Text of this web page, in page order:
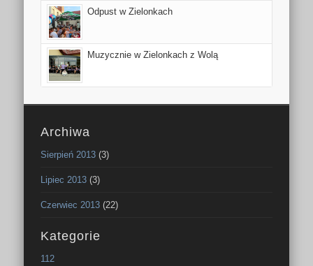
Odpust w Zielonkach
Muzycznie w Zielonkach z Wolą
Archiwa
Sierpień 2013 (3)
Lipiec 2013 (3)
Czerwiec 2013 (22)
Kategorie
112